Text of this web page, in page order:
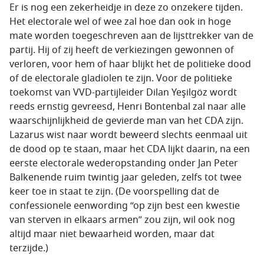
Er is nog een zekerheidje in deze zo onzekere tijden.
Het electorale wel of wee zal hoe dan ook in hoge
mate worden toegeschreven aan de lijsttrekker van de
partij. Hij of zij heeft de verkiezingen gewonnen of
verloren, voor hem of haar blijkt het de politieke dood
of de electorale gladiolen te zijn. Voor de politieke
toekomst van VVD-partijleider Dilan Yeşilgöz wordt
reeds ernstig gevreesd, Henri Bontenbal zal naar alle
waarschijnlijkheid de gevierde man van het CDA zijn.
Lazarus wist naar wordt beweerd slechts eenmaal uit
de dood op te staan, maar het CDA lijkt daarin, na een
eerste electorale wederopstanding onder Jan Peter
Balkenende ruim twintig jaar geleden, zelfs tot twee
keer toe in staat te zijn. (De voorspelling dat de
confessionele eenwording “op zijn best een kwestie
van sterven in elkaars armen” zou zijn, wil ook nog
altijd maar niet bewaarheid worden, maar dat
terzijde.)